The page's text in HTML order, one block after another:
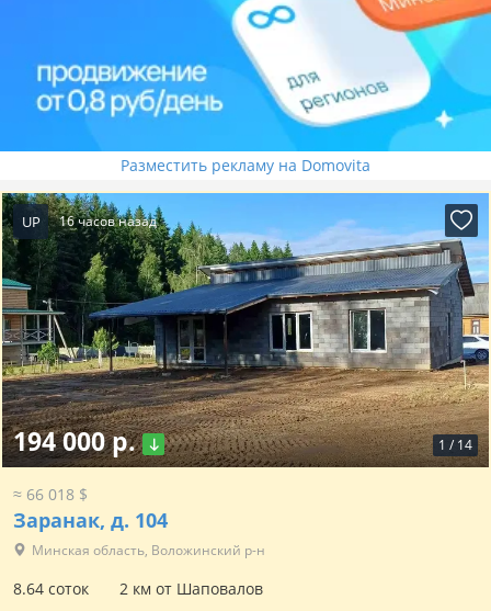
Разместить рекламу на Domovita
UP 16 часов назад
1 / 14
194 000 р.
≈ 66 018 $
Заранак, д. 104
Минская область, Воложинский р-н
8.64 соток 2 км от Шаповалов